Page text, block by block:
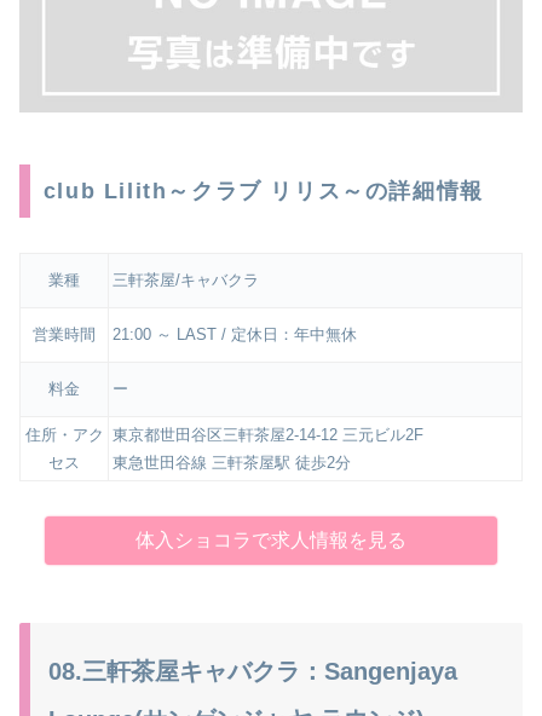
club Lilith～クラブ リリス～の詳細情報
業種 三軒茶屋/キャバクラ
営業時間 21:00 ～ LAST / 定休日：年中無休
料金 ー
住所・アク
セス
東京都世田谷区三軒茶屋2-14-12 三元ビル2F
東急世田谷線 三軒茶屋駅 徒歩2分
体入ショコラで求人情報を見る
08.三軒茶屋キャバクラ：Sangenjaya